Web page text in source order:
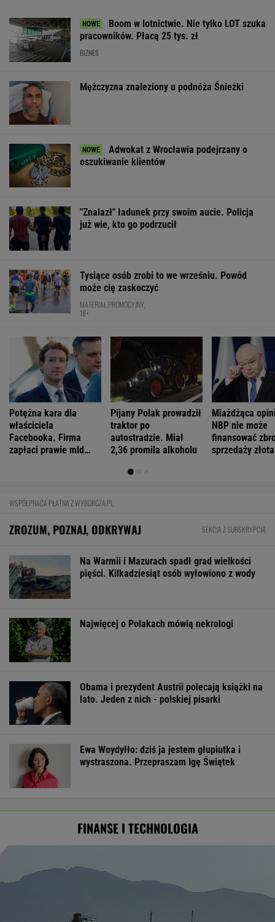
Boom w lotnictwie. Nie tylko LOT szuka
pracowników. Płacą 25 tys. zł
BIZNES
Mężczyzna znaleziony u podnóża Śnieżki
Adwokat z Wrocławia podejrzany o
oszukiwanie klientów
"Znalazł" ładunek przy swoim aucie. Policja
już wie, kto go podrzucił
Tysiące osób zrobi to we wrześniu. Powód
może cię zaskoczyć
MATERIAŁ PROMOCYJNY,
18+
Potężna kara dla
właściciela
Facebooka. Firma
zapłaci prawie mld
Pijany Polak prowadził
traktor po
autostradzie. Miał
2,36 promila alkoholu
Miażdżąca
NBP nie może
finansować
sprzedaży złota
WSPÓŁPRACA PŁATNA Z WYBORCZA.PL
ZROZUM, POZNAJ, ODKRYWAJ SEKCJA Z SUBSKRYPCJĄ
Na Warmii i Mazurach spadł grad wielkości
pięści. Kilkadziesiąt osób wyłowiono z wody
Najwięcej o Polakach mówią nekrologi
Obama i prezydent Austrii polecają książki na
lato. Jeden z nich - polskiej pisarki
Ewa Woydyłło: dziś ja jestem głupiutka i
wystraszona. Przepraszam Igę Świątek
FINANSE I TECHNOLOGIA